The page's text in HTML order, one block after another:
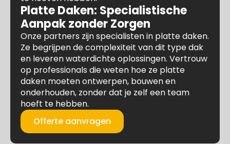
Platte Daken: Specialistische
Aanpak zonder Zorgen
Onze partners zijn specialisten in platte daken.
Ze begrijpen de complexiteit van dit type dak
en leveren waterdichte oplossingen. Vertrouw
op professionals die weten hoe ze platte
daken moeten ontwerpen, bouwen en
onderhouden, zonder dat je zelf een team
hoeft te hebben.
Offerte aanvragen